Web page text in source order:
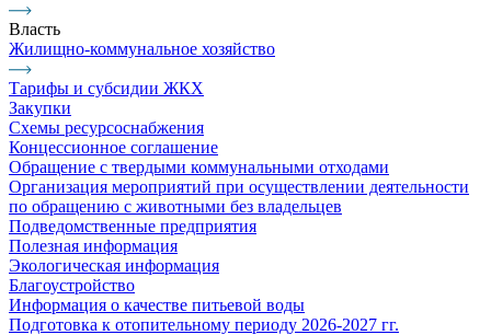
Власть
Жилищно-коммунальное хозяйство
Тарифы и субсидии ЖКХ
Закупки
Схемы ресурсоснабжения
Концессионное соглашение
Обращение с твердыми коммунальными отходами
Организация мероприятий при осуществлении деятельности
по обращению с животными без владельцев
Подведомственные предприятия
Полезная информация
Экологическая информация
Благоустройство
Информация о качестве питьевой воды
Подготовка к отопительному периоду 2026-2027 гг.